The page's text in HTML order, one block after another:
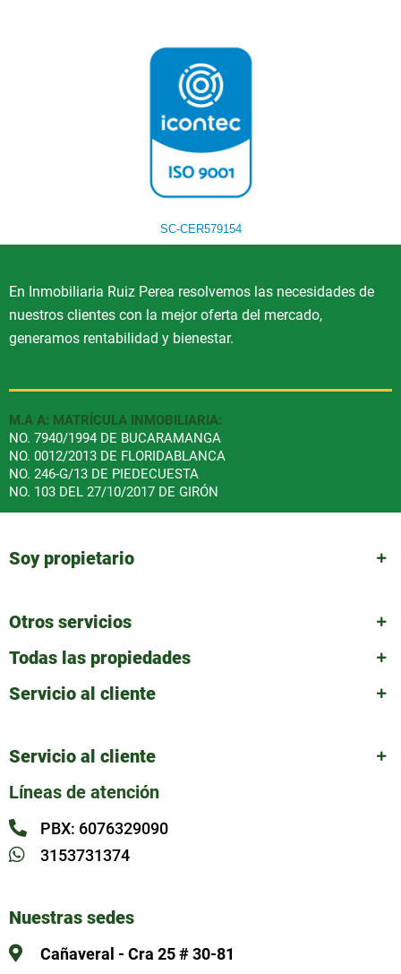
SC-CER579154
En Inmobiliaria Ruiz Perea resolvemos las necesidades de
nuestros clientes con la mejor oferta del mercado,
generamos rentabilidad y bienestar.
M.A A: MATRÍCULA INMOBILIARIA:
NO. 7940/1994 DE BUCARAMANGA
NO. 0012/2013 DE FLORIDABLANCA
NO. 246-G/13 DE PIEDECUESTA
NO. 103 DEL 27/10/2017 DE GIRÓN
Soy propietario
Otros servicios
Todas las propiedades
Servicio al cliente
Servicio al cliente
Líneas de atención
PBX: 6076329090
3153731374
Nuestras sedes
Cañaveral - Cra 25 # 30-81